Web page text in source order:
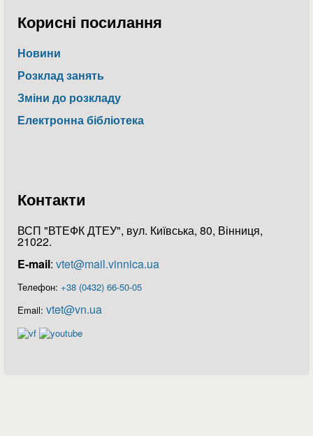
Корисні посилання
Новини
Розклад занять
Зміни до розкладу
Електронна бібліотека
Контакти
ВСП "ВТЕФК ДТЕУ", вул. Київська, 80, Вінниця,
21022.
E-mail: vtet@mail.vinnica.ua
Телефон: +38 (0432) 66-50-05
Email: vtet@vn.ua